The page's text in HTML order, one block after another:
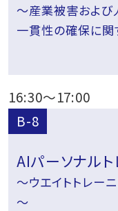
～産業被害およ
一貫性の確保に関
16:30～17:00
B-8
AIパーソナル
～ウエイトトレー
～